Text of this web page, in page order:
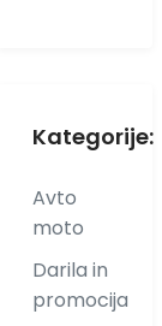
Kategorije:
Avto
moto
Darila in
promocija